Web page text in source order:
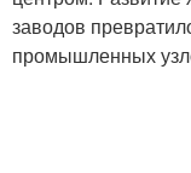
заводов
промышленных